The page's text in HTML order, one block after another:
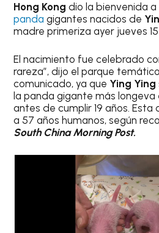
Hong Kong dio la bienvenida
panda gigantes nacidos de
madre primeriza ayer jueves
El nacimiento fue celebrado
rareza”, dijo el parque
comunicado, ya que Ying Ying
la panda gigante más longeva
antes de cumplir 19 años.
a 57 años humanos, según
South China Morning Post.